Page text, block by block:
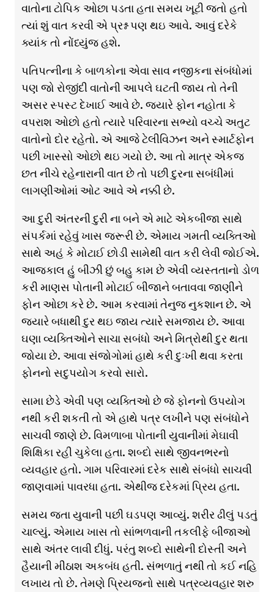
વાતોના ટોપિક ઓછા પડતા હતા સમય ખૂટી જતો હતો
ત્યાં શું વાત કરવી એ પ્રશ્ન પણ થઇ આવે. આવું દરેકે
ક્યાંક તો નોંધ્યુંજ હશે.
પતિપત્નીના કે બાળકોના એવા સાવ નજીકના સંબંધોમાં
પણ જો રોજીંદી વાતોની આપલે ઘટતી જાય તો તેની
અસર સ્પસ્ટ દેખાઈ આવે છે. જ્યારે ફોન નહોતા કે
વપરાશ ઓછો હતો ત્યારે પરિવારના સભ્યો વચ્ચે અતુટ
વાતોનો દોર રહેતો. એ આજે ટેલીવિઝન અને સ્માર્ટફોન
પછી ખાસ્સો ઓછો થઇ ગયો છે. આ તો માત્ર એકજ
છત નીચે રહેનારાની વાત છે તો પછી દુરના સબંધીમાં
લાગણીઓમાં ઓટ આવે એ નક્કી છે.
આ દુરી અંતરની દુરી ના બને એ માટે એકબીજા સાથે
સંપર્કમાં રહેવું ખાસ જરૂરી છે. એમાય ગમતી વ્યક્તિઓ
સાથે અહં કે મોટાઈ છોડી સામેથી વાત કરી લેવી જોઈએ.
આજકાલ હું બીઝી છું બહુ કામ છે એવી વ્યસ્તતાનો ડોળ
કરી માણસ પોતાની મોટાઈ બીજાને બતાવવા જાણીને
ફોન ઓછા કરે છે. આમ કરવામાં તેનુજ નુકશાન છે. એ
જ્યારે બધાથી દુર થઇ જાય ત્યારે સમજાય છે. આવા
ઘણા વ્યક્તિઓને સાચા સબંધો અને મિત્રોથી દુર થતા
જોયા છે. આવા સંજોગોમાં હાથે કરી દુઃખી થવા કરતા
ફોનનો સદુપયોગ કરવો સારો.
સામા છેડે એવી પણ વ્યક્તિઓ છે જે ફોનનો ઉપયોગ
નથી કરી શકતી તો એ હાથે પત્ર લખીને પણ સંબંધોને
સાચવી જાણે છે. વિમળાબા પોતાની યુવાનીમાં મેઘાવી
શિક્ષિકા રહી ચુકેલા હતા. શબ્દો સાથે જીવનભરનો
વ્યવહાર હતો. ગામ પરિવારમાં દરેક સાથે સંબંધો સાચવી
જાણવામાં પાવરધા હતા. એથીજ દરેકમાં પ્રિય હતા.
સમય જતા યુવાની પછી ઘડપણ આવ્યું. શરીર ઢીલું પડતું
ચાલ્યું. એમાય ખાસ તો સાંભળવાની તકલીફે બીજાઓ
સાથે અંતર લાવી દીધું. પરંતુ શબ્દો સાથેની દોસ્તી અને
હૈયાની મીઠાશ અકબંધ હતી. સંભળાતું નથી તો કઈ નહિ
લખાય તો છે. તેમણે પ્રિયજનો સાથે પત્રવ્યવહાર શરુ